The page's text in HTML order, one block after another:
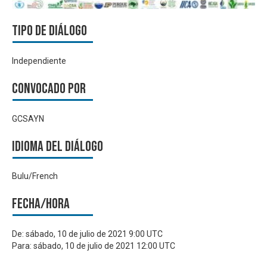
Tipo de diálogo
Independiente
Convocado por
GCSAYN
Idioma del Diálogo
Bulu/French
Fecha/hora
De: sábado, 10 de julio de 2021 9:00 UTC
Para: sábado, 10 de julio de 2021 12:00 UTC